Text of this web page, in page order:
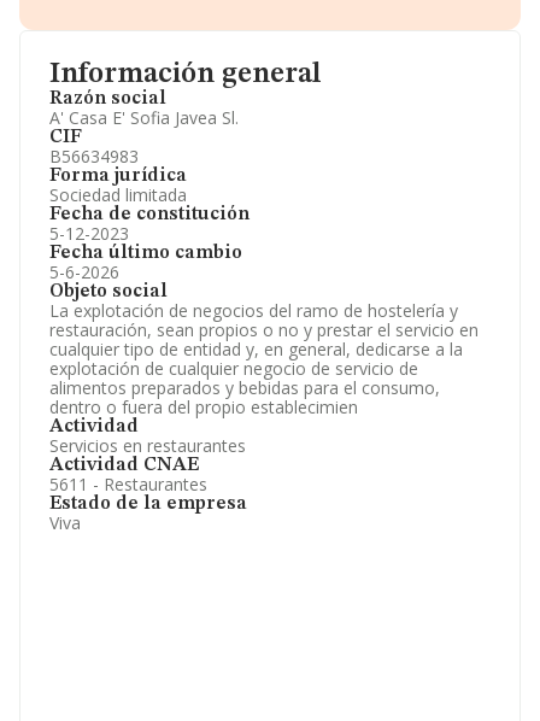
Información general
Razón social
A' Casa E' Sofia Javea Sl.
CIF
B56634983
Forma jurídica
Sociedad limitada
Fecha de constitución
5-12-2023
Fecha último cambio
5-6-2026
Objeto social
La explotación de negocios del ramo de hostelería y
restauración, sean propios o no y prestar el servicio en
cualquier tipo de entidad y, en general, dedicarse a la
explotación de cualquier negocio de servicio de
alimentos preparados y bebidas para el consumo,
dentro o fuera del propio establecimien
Actividad
Servicios en restaurantes
Actividad CNAE
5611 - Restaurantes
Estado de la empresa
Viva
Información oficial y registral complementaria.